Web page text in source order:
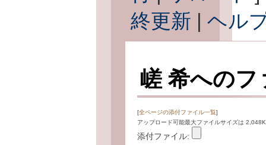
終更新 | ヘル
嵯 希へのフ
[全ページの添付ファイル一覧]
アップロード可能最大ファイルサイズは
添付ファイル: